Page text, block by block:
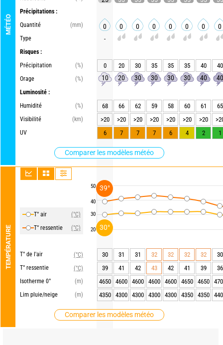
MÉTÉO
Précipitations :
Quantité
(mm)
Type
Risques :
Précipitation
(%)
Orage
(%)
Luminosité :
Humidité
(%)
Visibilité
(km)
UV
Comparer les modèles météo
TEMPÉRATURE
T° air
(°C)
T° ressentie
(°C)
T° de l'air
(°C)
T° ressentie
(°C)
Isotherme 0°
(m)
Lim pluie/neige
(m)
Comparer les modèles météo
50
40
30
20
0 0 0 0 0 0 0 0
-
0 20 30 35 35 35 40 40
10 20 30 30 30 30 40 40
68 66 62 59 58 60 61
65
>20
>20 >20 >20 >20 >20 >20
6
7 7 7 6 4 2 1
30 31 31 32 32 32 32
30
39
41 42 43 42 41 39
36
4650
4600 4600 4600 4600 4650 4650
4350
4300 4300 4300 4300 4350 4350
30°
39°